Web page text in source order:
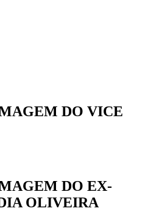
DO VICE
DO EX-
OLIVEIRA